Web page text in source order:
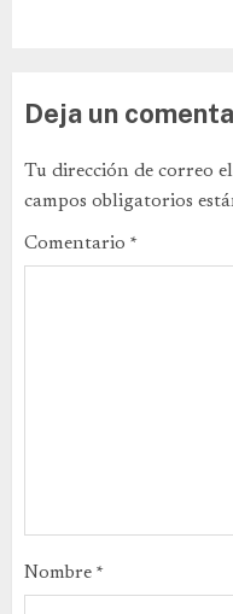
Deja un
Tu dirección de correo
campos obligatorios
Comentario *
Nombre *